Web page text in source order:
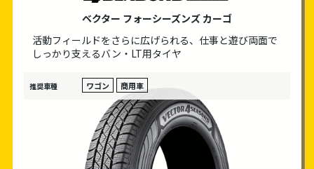
ベクター フォーシーズンズ カーゴ
活動フィールドをさらに広げられる、仕事と遊び両面で
しっかり支えるバン・LT用タイヤ
推奨車種 ワゴン 商用車